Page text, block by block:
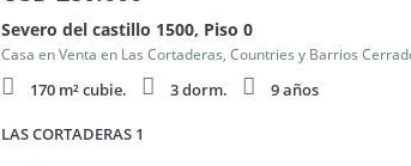
Severo del castillo 1500, Piso 0
Casa en Venta en Las Cortaderas, Countries y Barrios
170 m² cubie. 3 dorm. 9 años
LAS CORTADERAS 1